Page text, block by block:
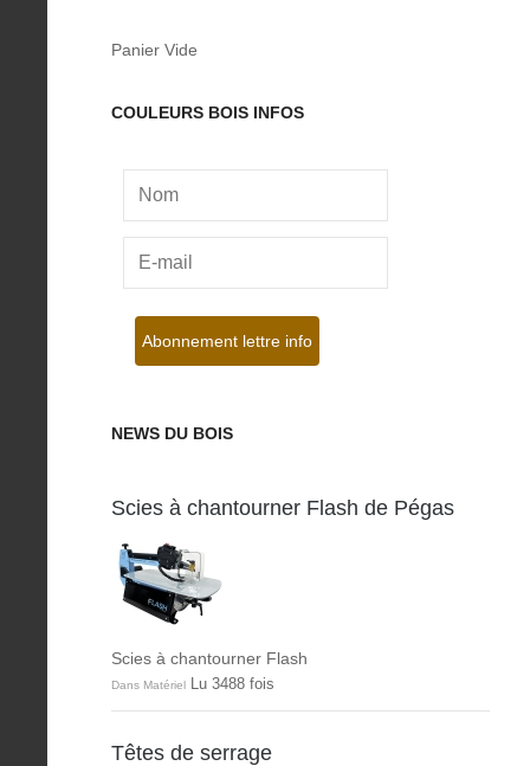
Panier Vide
COULEURS BOIS INFOS
NEWS DU BOIS
Scies à chantourner Flash de Pégas
Scies à chantourner Flash
Dans Matériel Lu 3488 fois
Têtes de serrage